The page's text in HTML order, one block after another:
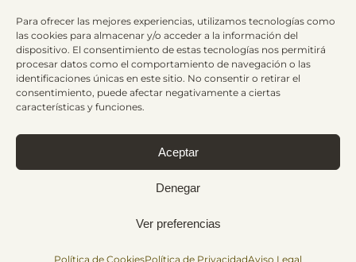
Para ofrecer las mejores experiencias, utilizamos tecnologías como
las cookies para almacenar y/o acceder a la información del
dispositivo. El consentimiento de estas tecnologías nos permitirá
procesar datos como el comportamiento de navegación o las
identificaciones únicas en este sitio. No consentir o retirar el
consentimiento, puede afectar negativamente a ciertas
características y funciones.
Aceptar
Denegar
Ver preferencias
Política de CookiesPolítica de PrivacidadAviso Legal
Aviso Legal
Política de Privacidad
Condiciones de Contratación
Política de Cookies
© 2025 Gemma Fernández. Todos los derechos reservados |
Made with
byBluefish